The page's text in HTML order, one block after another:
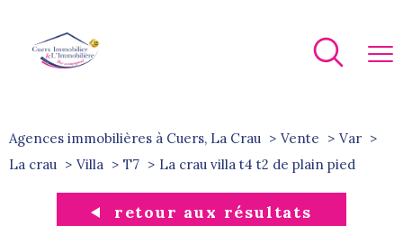
Agences immobilières à Cuers, La Crau Vente
Var
La crau
Villa T7 la crau villa t4 t2 de plain pied
retour aux résultats